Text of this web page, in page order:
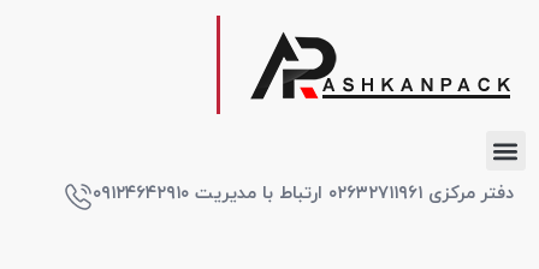
دفتر مرکزی ۰۲۶۳۲۷۱۱۹۶۱ ارتباط با مدیریت ۰۹۱۲۴۶۴۲۹۱۰